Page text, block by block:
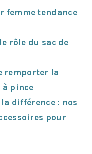
femme tendance
rôle du sac de
remporter la
à pince
différence : nos
pour